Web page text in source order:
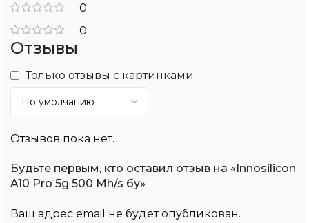
0
0
Отзывы
Только отзывы с картинками
Отзывов пока нет.
Будьте первым, кто оставил отзыв на «Innosilicon
A10 Pro 5g 500 Mh/s бу»
Ваш адрес email не будет опубликован.